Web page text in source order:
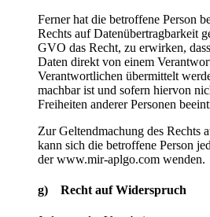
Ferner hat die betroffene Person
Rechts auf Datenübertragbarkeit
GVO das Recht, zu erwirken,
Daten direkt von einem
Verantwortlichen übermittelt
machbar ist und sofern hiervon
Freiheiten anderer Personen
Zur Geltendmachung des Rechts
kann sich die betroffene Person
der www.mir-aplgo.com wenden.
g) Recht auf Widerspruch